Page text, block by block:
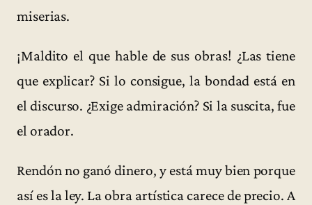
miserias.
¡Maldito el que hable de sus obras! ¿Las tiene
que explicar? Si lo consigue, la bondad está en
el discurso. ¿Exige admiración? Si la suscita, fue
el orador.
Rendón no ganó dinero, y está muy bien porque
así es la ley. La obra artística carece de precio. A